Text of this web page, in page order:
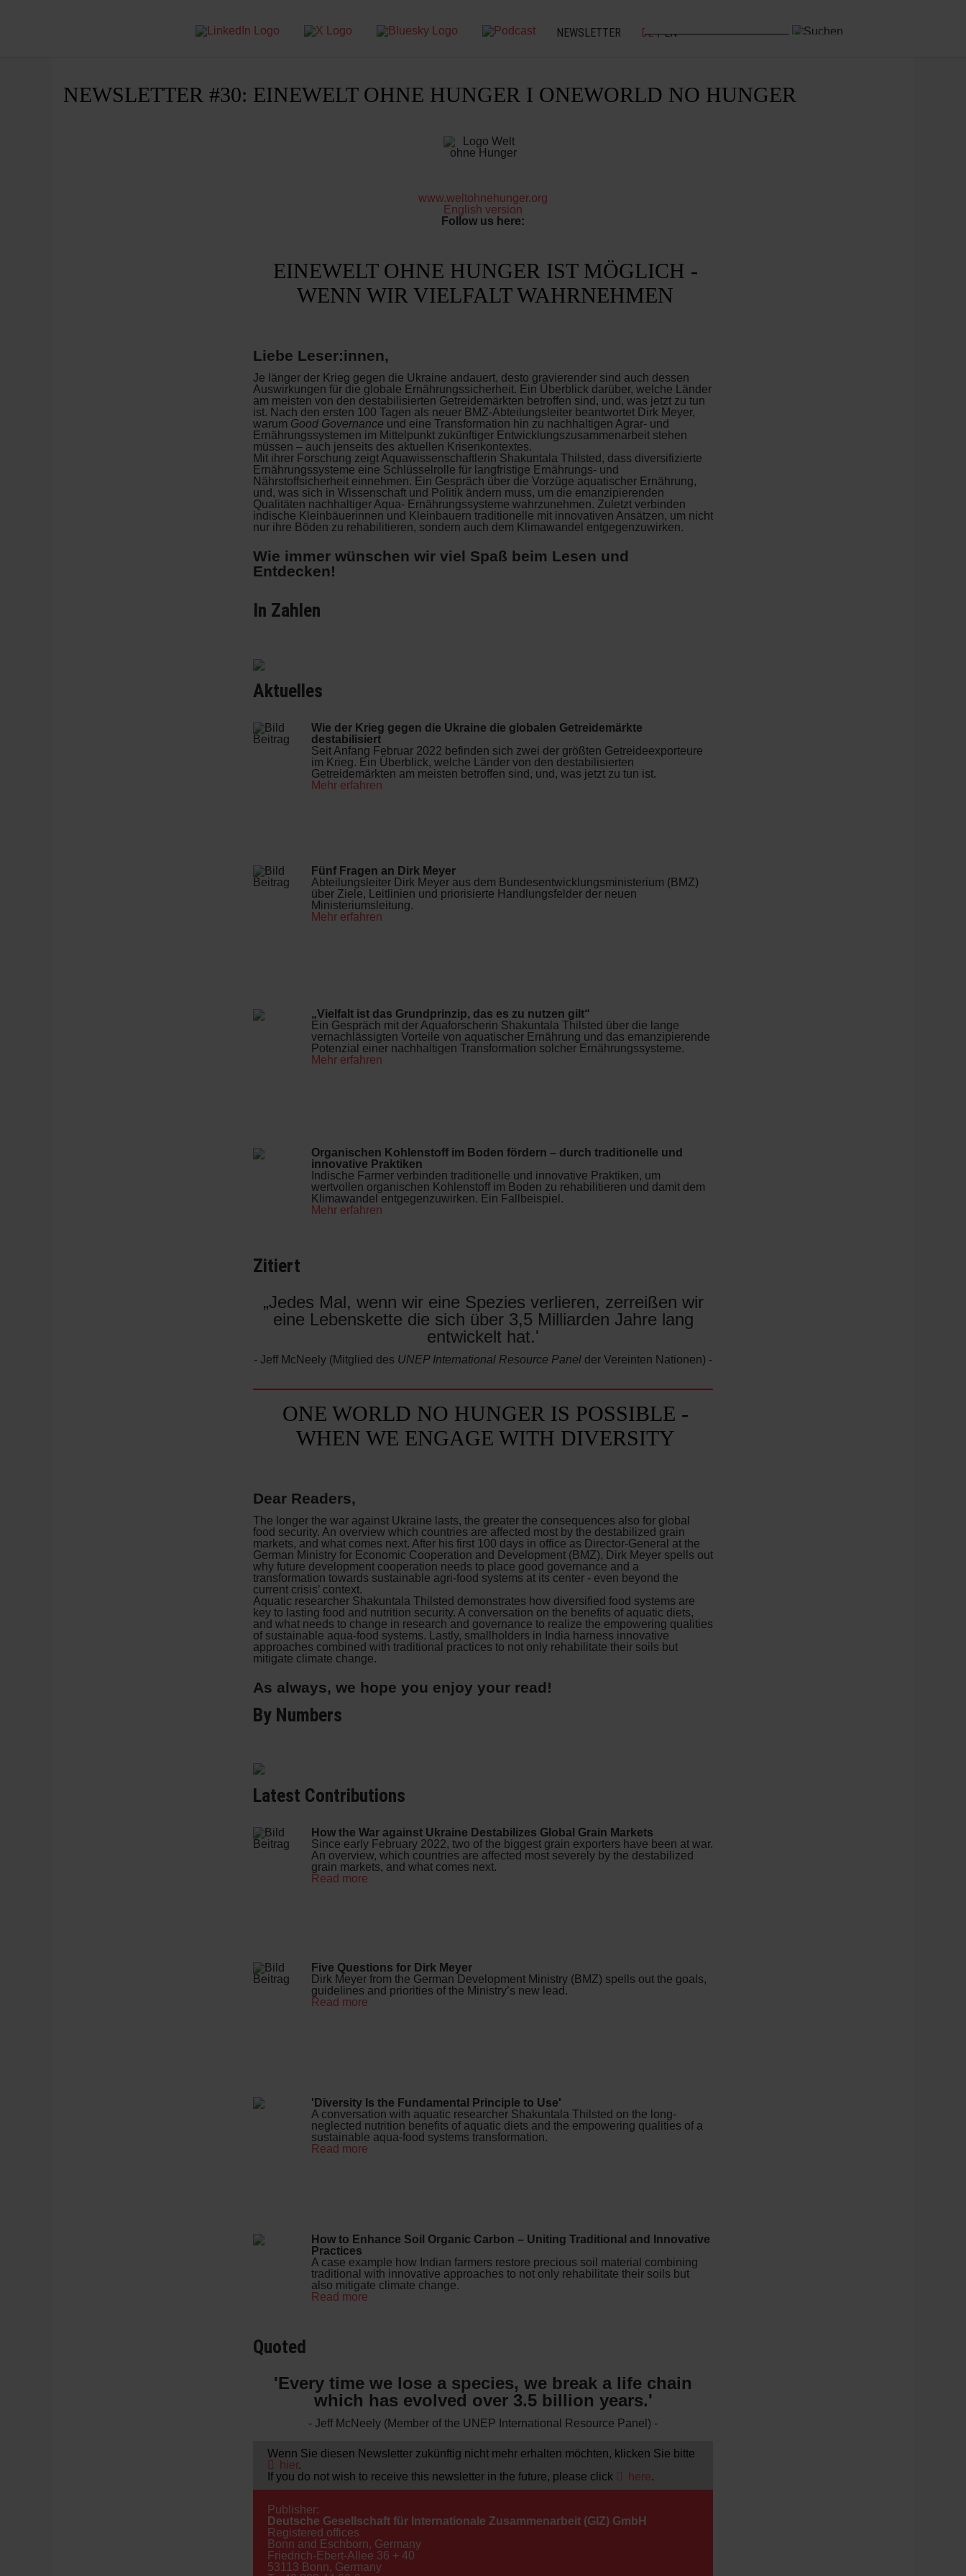
NEWSLETTER DE EN
NEWSLETTER #30: EINEWELT OHNE HUNGER I ONEWORLD NO HUNGER
www.weltohnehunger.org
English version
Follow us here:
EINEWELT OHNE HUNGER IST MÖGLICH -
WENN WIR VIELFALT WAHRNEHMEN
Liebe Leser:innen,
Je länger der Krieg gegen die Ukraine andauert, desto gravierender sind auch dessen
Auswirkungen für die globale Ernährungssicherheit. Ein Überblick darüber, welche Länder
am meisten von den destabilisierten Getreidemärkten betroffen sind, und, was jetzt zu tun
ist. Nach den ersten 100 Tagen als neuer BMZ-Abteilungsleiter beantwortet Dirk Meyer,
warum Good Governance und eine Transformation hin zu nachhaltigen Agrar- und
Ernährungssystemen im Mittelpunkt zukünftiger Entwicklungszusammenarbeit stehen
müssen – auch jenseits des aktuellen Krisenkontextes.
Mit ihrer Forschung zeigt Aquawissenschaftlerin Shakuntala Thilsted, dass diversifizierte
Ernährungssysteme eine Schlüsselrolle für langfristige Ernährungs- und
Nährstoffsicherheit einnehmen. Ein Gespräch über die Vorzüge aquatischer Ernährung,
und, was sich in Wissenschaft und Politik ändern muss, um die emanzipierenden
Qualitäten nachhaltiger Aqua- Ernährungssysteme wahrzunehmen. Zuletzt verbinden
indische Kleinbäuerinnen und Kleinbauern traditionelle mit innovativen Ansätzen, um nicht
nur ihre Böden zu rehabilitieren, sondern auch dem Klimawandel entgegenzuwirken.
Wie immer wünschen wir viel Spaß beim Lesen und
Entdecken!
In Zahlen
Aktuelles
Wie der Krieg gegen die Ukraine die globalen Getreidemärkte
destabilisiert
Seit Anfang Februar 2022 befinden sich zwei der größten Getreideexporteure
im Krieg. Ein Überblick, welche Länder von den destabilisierten
Getreidemärkten am meisten betroffen sind, und, was jetzt zu tun ist.
Mehr erfahren
Fünf Fragen an Dirk Meyer
Abteilungsleiter Dirk Meyer aus dem Bundesentwicklungsministerium (BMZ)
über Ziele, Leitlinien und priorisierte Handlungsfelder der neuen
Ministeriumsleitung.
Mehr erfahren
„Vielfalt ist das Grundprinzip, das es zu nutzen gilt“
Ein Gespräch mit der Aquaforscherin Shakuntala Thilsted über die lange
vernachlässigten Vorteile von aquatischer Ernährung und das emanzipierende
Potenzial einer nachhaltigen Transformation solcher Ernährungssysteme.
Mehr erfahren
Organischen Kohlenstoff im Boden fördern – durch traditionelle und
innovative Praktiken
Indische Farmer verbinden traditionelle und innovative Praktiken, um
wertvollen organischen Kohlenstoff im Boden zu rehabilitieren und damit dem
Klimawandel entgegenzuwirken. Ein Fallbeispiel.
Mehr erfahren
Zitiert
„Jedes Mal, wenn wir eine Spezies verlieren, zerreißen wir
eine Lebenskette die sich über 3,5 Milliarden Jahre lang
entwickelt hat.'
- Jeff McNeely (Mitglied des UNEP International Resource Panel der Vereinten Nationen) -
ONE WORLD NO HUNGER IS POSSIBLE -
WHEN WE ENGAGE WITH DIVERSITY
Dear Readers,
The longer the war against Ukraine lasts, the greater the consequences also for global
food security. An overview which countries are affected most by the destabilized grain
markets, and what comes next. After his first 100 days in office as Director-General at the
German Ministry for Economic Cooperation and Development (BMZ), Dirk Meyer spells out
why future development cooperation needs to place good governance and a
transformation towards sustainable agri-food systems at its center - even beyond the
current crisis’ context.
Aquatic researcher Shakuntala Thilsted demonstrates how diversified food systems are
key to lasting food and nutrition security. A conversation on the benefits of aquatic diets,
and what needs to change in research and governance to realize the empowering qualities
of sustainable aqua-food systems. Lastly, smallholders in India harness innovative
approaches combined with traditional practices to not only rehabilitate their soils but
mitigate climate change.
As always, we hope you enjoy your read!
By Numbers
Latest Contributions
How the War against Ukraine Destabilizes Global Grain Markets
Since early February 2022, two of the biggest grain exporters have been at war.
An overview, which countries are affected most severely by the destabilized
grain markets, and what comes next.
Read more
Five Questions for Dirk Meyer
Dirk Meyer from the German Development Ministry (BMZ) spells out the goals,
guidelines and priorities of the Ministry’s new lead.
Read more
'Diversity Is the Fundamental Principle to Use'
A conversation with aquatic researcher Shakuntala Thilsted on the long-
neglected nutrition benefits of aquatic diets and the empowering qualities of a
sustainable aqua-food systems transformation.
Read more
How to Enhance Soil Organic Carbon – Uniting Traditional and Innovative
Practices
A case example how Indian farmers restore precious soil material combining
traditional with innovative approaches to not only rehabilitate their soils but
also mitigate climate change.
Read more
Quoted
'Every time we lose a species, we break a life chain
which has evolved over 3.5 billion years.'
- Jeff McNeely (Member of the UNEP International Resource Panel) -
Wenn Sie diesen Newsletter zukünftig nicht mehr erhalten möchten, klicken Sie bitte
hier.
If you do not wish to receive this newsletter in the future, please click
here.
Publisher:
Deutsche Gesellschaft für Internationale Zusammenarbeit (GIZ) GmbH
Registered offices
Bonn and Eschborn, Germany
Friedrich-Ebert-Allee 36 + 40
53113 Bonn, Germany